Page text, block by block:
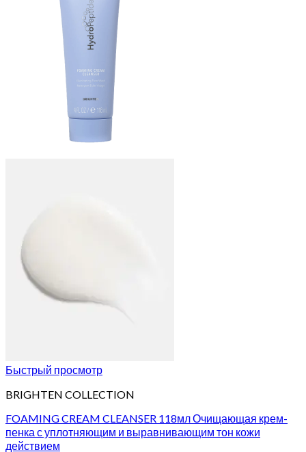
Быстрый просмотр
BRIGHTEN COLLECTION
FOAMING CREAM CLEANSER 118мл Очищающая крем-
пенка с уплотняющим и выравнивающим тон кожи
действием